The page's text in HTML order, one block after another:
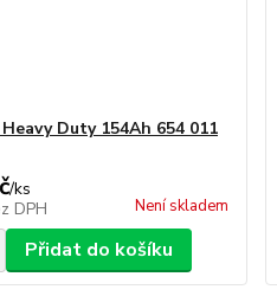
Duty 154Ah 654 011
/ks
DPH Není skladem
Přidat do košíku